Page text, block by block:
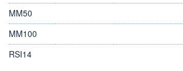
MM50
MM100
RSI14